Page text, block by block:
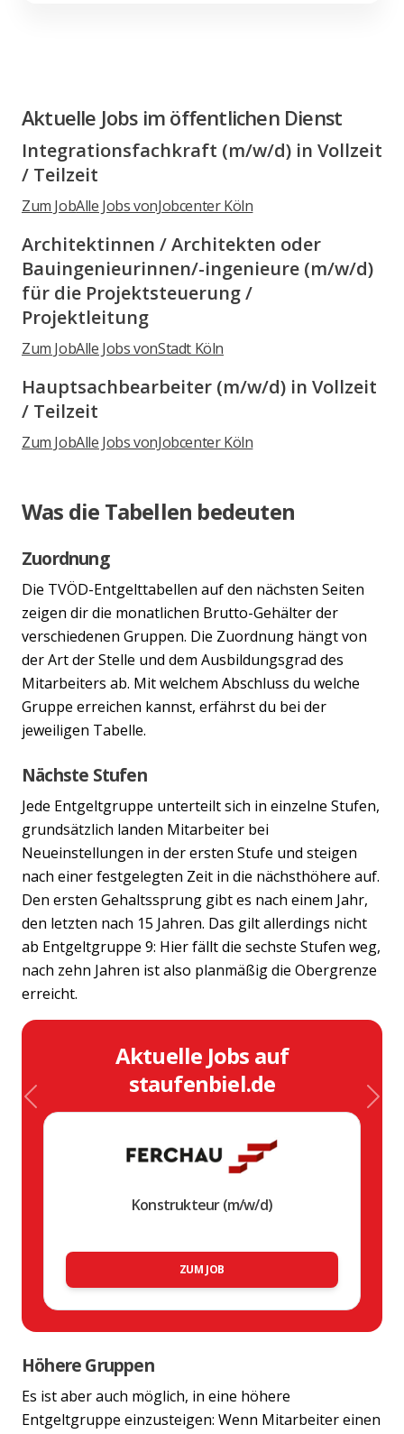
Previous Next
Aktuelle Jobs im öffentlichen Dienst
Integrationsfachkraft (m/w/d) in Vollzeit
/ Teilzeit
Zum JobAlle Jobs vonJobcenter Köln
Architektinnen / Architekten oder
Bauingenieurinnen/-ingenieure (m/w/d)
für die Projektsteuerung /
Projektleitung
Zum JobAlle Jobs vonStadt Köln
Hauptsachbearbeiter (m/w/d) in Vollzeit
/ Teilzeit
Zum JobAlle Jobs vonJobcenter Köln
Was die Tabellen bedeuten
Zuordnung
Die TVÖD-Entgelttabellen auf den nächsten Seiten
zeigen dir die monatlichen Brutto-Gehälter der
verschiedenen Gruppen. Die Zuordnung hängt von
der Art der Stelle und dem Ausbildungsgrad des
Mitarbeiters ab. Mit welchem Abschluss du welche
Gruppe erreichen kannst, erfährst du bei der
jeweiligen Tabelle.
Nächste Stufen
Jede Entgeltgruppe unterteilt sich in einzelne Stufen,
grundsätzlich landen Mitarbeiter bei
Neueinstellungen in der ersten Stufe und steigen
nach einer festgelegten Zeit in die nächsthöhere auf.
Den ersten Gehaltssprung gibt es nach einem Jahr,
den letzten nach 15 Jahren. Das gilt allerdings nicht
ab Entgeltgruppe 9: Hier fällt die sechste Stufen weg,
nach zehn Jahren ist also planmäßig die Obergrenze
erreicht.
Aktuelle Jobs auf
staufenbiel.de
Konstrukteur (m/w/d)
ZUM JOB
Höhere Gruppen
Es ist aber auch möglich, in eine höhere
Entgeltgruppe einzusteigen: Wenn Mitarbeiter einen